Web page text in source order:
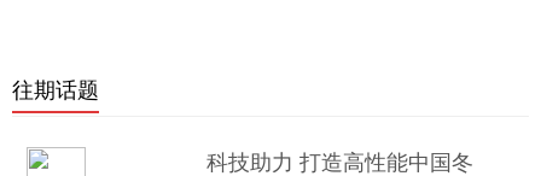
往期话题
科技助力 打造高性能中国冬